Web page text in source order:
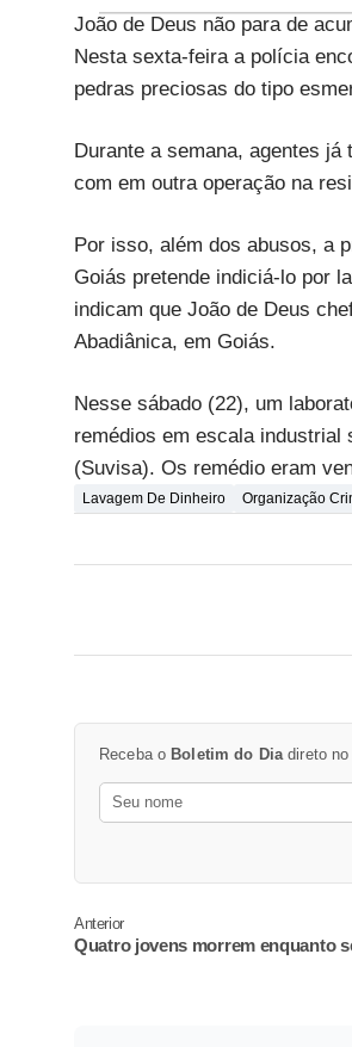
João de Deus não para de
Nesta sexta-feira a polícia
pedras preciosas do tipo
Durante a semana, agentes
com em outra operação na
Por isso, além dos abusos, a
Goiás pretende indiciá-lo por
indicam que João de Deus
Abadiânica, em Goiás.
Nesse sábado (22), um
remédios em escala industrial
(Suvisa). Os remédio eram
Lavagem De Dinheiro Organização
Receba o Boletim do Dia direto
Anterior
Quatro jovens morrem enquanto